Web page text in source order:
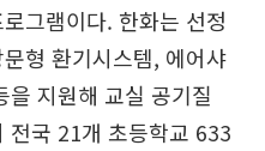
그램이다. 한화는 선정
형 환기시스템, 에어샤
지원해 교실 공기질
전국 21개 초등학교 633